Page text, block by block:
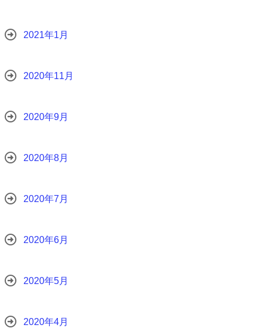
2021年1月
2020年11月
2020年9月
2020年8月
2020年7月
2020年6月
2020年5月
2020年4月